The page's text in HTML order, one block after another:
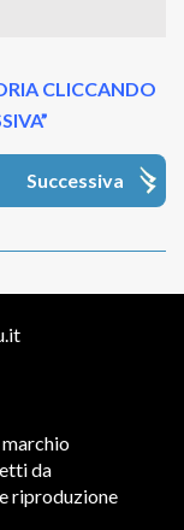
CLICCANDO
Successiva
da
riproduzione